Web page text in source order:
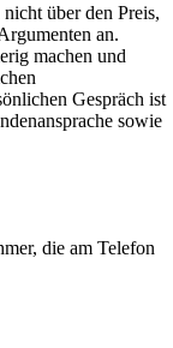
nicht über den Preis,
an.
machen und
Gespräch ist
sowie
die am Telefon